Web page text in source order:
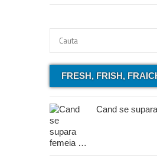
FRESH, FRISH,
Cand se